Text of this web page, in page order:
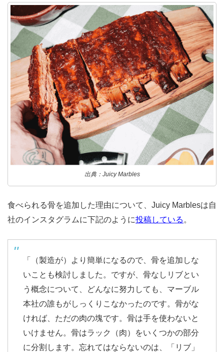
出典：Juicy Marbles
食べられる骨を追加した理由について、Juicy Marblesは自
社のインスタグラムに下記のように投稿している 。
「（製造が）より簡単になるので、骨を追加しな
いことも検討しました。ですが、骨なしリブとい
う概念について、どんなに努力しても、マーブル
本社の誰もがしっくりこなかったのです。骨がな
ければ、ただの肉の塊です。骨は手を使わないと
いけません。骨はラック（肉）をいくつかの部分
に分割します。忘れてはならないのは、「リブ」